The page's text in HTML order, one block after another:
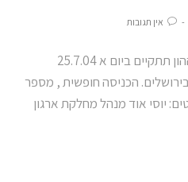
אין תגובות
הרצאה בנושא הבנקאות ושוק ההון תתקיים ביום א 25.7.04
התנועה רחוב יפו 208 בירושלים. הכניסה חופשית , מספר
יוסי אוד מנהל מחלקת ארגון